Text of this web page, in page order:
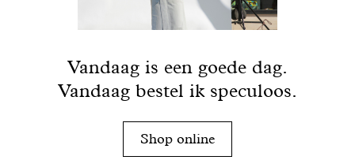
Vandaag is een goede dag.
Vandaag bestel ik speculoos.
Shop online